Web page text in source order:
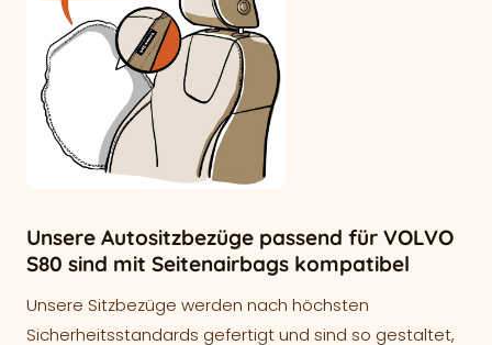
Unsere Autositzbezüge passend für VOLVO
S80 sind mit Seitenairbags kompatibel
Unsere Sitzbezüge werden nach höchsten
Sicherheitsstandards gefertigt und sind so gestaltet,